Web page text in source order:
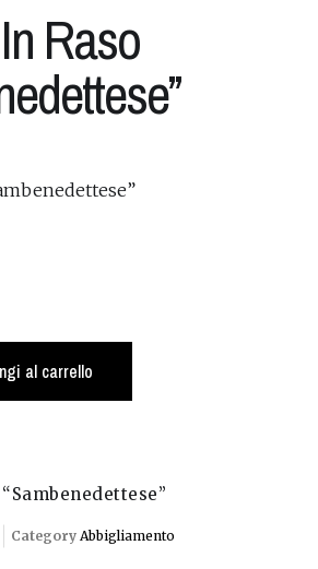
Raso
al carrello
Category Abbigliamento